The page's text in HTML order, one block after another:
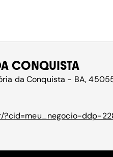
CONQUISTA
da Conquista - BA,
?cid=meu_negocio-ddp-